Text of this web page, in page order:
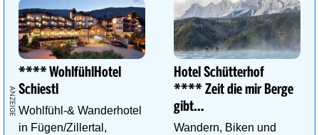
**** WohlfühlHotel
Schiestl
Wohlfühl-& Wanderhotel
in Fügen/Zillertal,
Hotel Schütterhof
**** Zeit die mir Berge
gibt…
Wandern, Biken und